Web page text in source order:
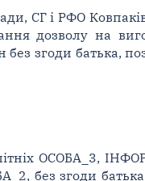
СГ і РФО
дозволу на
без згоди батька,
ОСОБА_3,
без згоди